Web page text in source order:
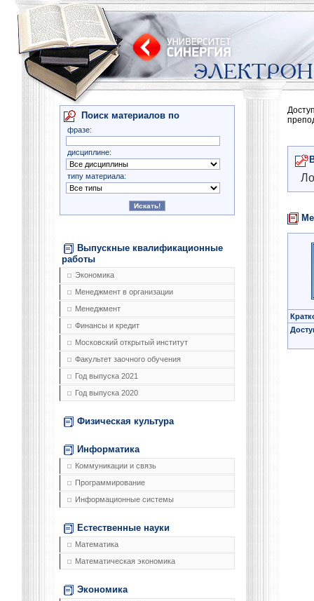
Поиск материалов по
фразе:
дисциплине:
типу материала:
Выпускные квалификационные
работы
Экономика
Менеджмент в организации
Менеджмент
Финансы и кредит
Московский открытый институт
Факультет заочного обучения
Год выпуска 2021
Год выпуска 2020
Физическая культура
Информатика
Коммуникации и связь
Программирование
Информационные системы
Естественные науки
Математика
Математическая экономика
Экономика